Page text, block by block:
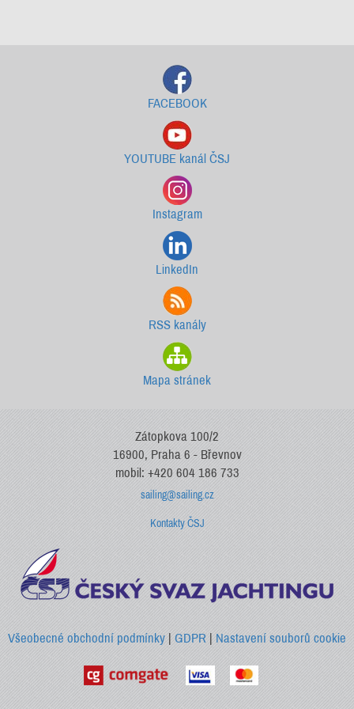
FACEBOOK
YOUTUBE kanál ČSJ
Instagram
LinkedIn
RSS kanály
Mapa stránek
Zátopkova 100/2
16900, Praha 6 - Břevnov
mobil: +420 604 186 733
sailing@sailing.cz
Kontakty ČSJ
Všeobecné obchodní podmínky| GDPR |Nastavení souborů cookie